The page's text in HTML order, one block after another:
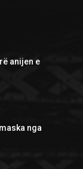
anijen e
nga